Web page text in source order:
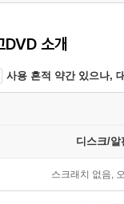
DVD 소개
사용 흔적 약간 있으나,
디스크/알
스크래치 없음,